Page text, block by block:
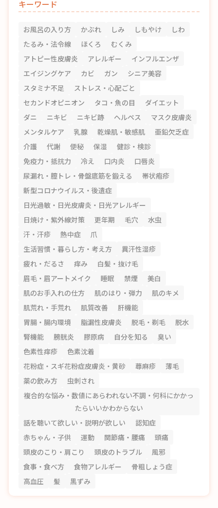
キーワード
お風呂の入り方 かぶれ しみ しもやけ
しわ
たるみ・法令線
ほくろ
むくみ
アトピー性皮膚炎
アレルギー
インフルエンザ
エイジングケア
カビ ガン
シニア美容
スタミナ不足
ストレス・心配ごと
セカンドオピニオン
タコ・魚の目
ダイエット
ダニ
ニキビ ニキビ跡 ヘルペス
マスク皮膚炎
メンタルケア
乳腺 乾燥肌・敏感肌
亜鉛欠乏症
介護
代謝 便秘 保湿
健診・検診
免疫力・抵抗力
冷え 口内炎
口唇炎
尿漏れ・膣トレ・骨盤底筋を鍛える
帯状疱疹
新型コロナウイルス・後遺症
日光過敏・日光皮膚炎・日光アレルギー
日焼け・紫外線対策
更年期 毛穴
水虫
汗・汗疹
熱中症
爪
生活習慣・暮らし方・考え方
異汗性湿疹
疲れ・だるさ
痒み
白髪・抜け毛
眉毛・眉アートメイク
睡眠 禁煙
美白
肌のお手入れの仕方
肌のはり・弾力
肌のキメ
肌荒れ・手荒れ
肌質改善
肝機能
胃腸・腸内環境
脂漏性皮膚炎 脱毛・剃毛
脱水
腎機能
膀胱炎 膠原病 自分を知る
臭い
色素性痒疹
色素沈着
花粉症・スギ花粉症皮膚炎・黄砂
蕁麻疹
薄毛
薬の飲み方
虫刺され
複合的な悩み・数値にあらわれない不調・何科にかかっ
たらいいかわからない
話を聴いて欲しい・説明が欲しい
認知症
赤ちゃん・子供
運動 関節痛・腰痛
頭痛
頭皮のこり・肩こり
頭皮のトラブル
風邪
食事・食べ方
食物アレルギー
骨粗しょう症
高血圧
髪 黒ずみ